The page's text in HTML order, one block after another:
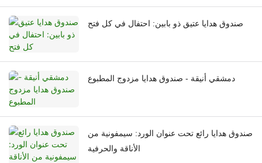
صندوق هدايا عتيق ذو بابين: احتفال في كل فتح
دمشقي أنيقة - صندوق هدايا مزدوج المطبوع
صندوق هدايا رائع تحت عنوان الورد: سيمفونية من
الأناقة والحرفية